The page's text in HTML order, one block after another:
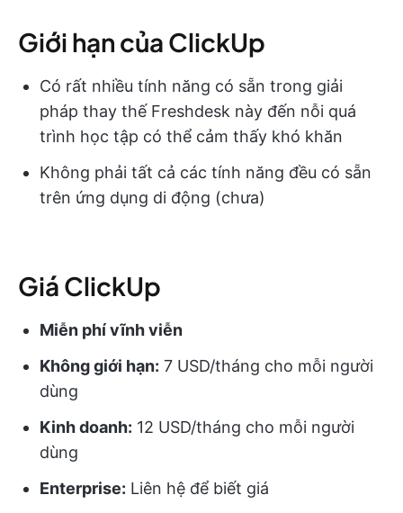
Giới hạn của ClickUp
Có rất nhiều tính năng có sẵn trong giải
pháp thay thế Freshdesk này đến nỗi quá
trình học tập có thể cảm thấy khó khăn
Không phải tất cả các tính năng đều có sẵn
trên ứng dụng di động (chưa)
Giá ClickUp
Miễn phí vĩnh viễn
Không giới hạn: 7 USD/tháng cho mỗi người
dùng
Kinh doanh: 12 USD/tháng cho mỗi người
dùng
Enterprise: Liên hệ để biết giá